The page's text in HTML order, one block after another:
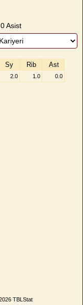
Asist
Sy Rib Ast
2.0 1.0 0.0
TBLStat